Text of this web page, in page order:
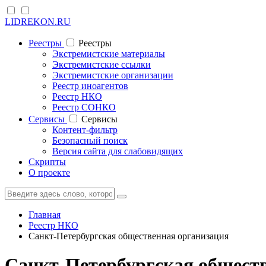
LIDREKON.RU
Реестры
Реестры
Экстремистские материалы
Экстремистские ссылки
Экстремистские организации
Реестр иноагентов
Реестр НКО
Реестр СОНКО
Cервисы
Cервисы
Контент-фильтр
Безопасный поиск
Версия сайта для слабовидящих
Скрипты
О проекте
Главная
Реестр НКО
Санкт-Петербургская общественная организация